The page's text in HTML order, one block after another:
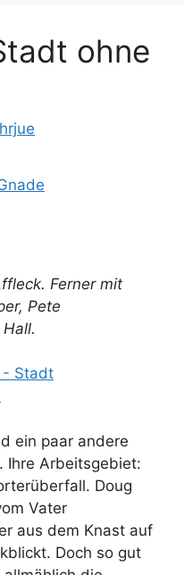
ohne
Ferner mit
Pete
ein paar andere
Ihre Arbeitsgebiet:
Doug
Vater
aus dem Knast auf
Doch so gut